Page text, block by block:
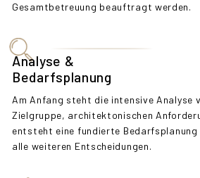
Gesamtbetreuung beauftragt werden.
Analyse &
Bedarfsplanung
Am Anfang steht die intensive Analyse
Zielgruppe, architektonischen
entsteht eine fundierte Bedarfsplanung
alle weiteren Entscheidungen.